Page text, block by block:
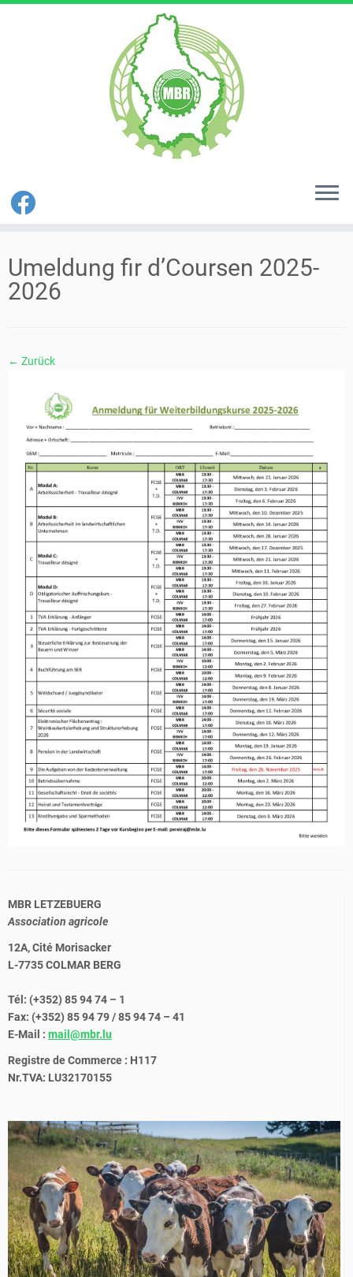
Inhalt
springen
Umeldung fir d’Coursen 2025-
2026
← Zurück
MBR LETZEBUERG
Association agricole
12A, Cité Morisacker
L-7735 COLMAR BERG
Tél: (+352) 85 94 74 – 1
Fax: (+352) 85 94 79 / 85 94 74 – 41
E-Mail : mail@mbr.lu
Registre de Commerce : H117
Nr.TVA: LU32170155